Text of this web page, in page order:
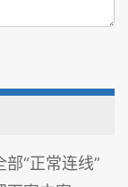
“正常连线”